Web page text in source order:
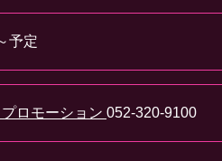
予定
ロモーション 052-320-9100